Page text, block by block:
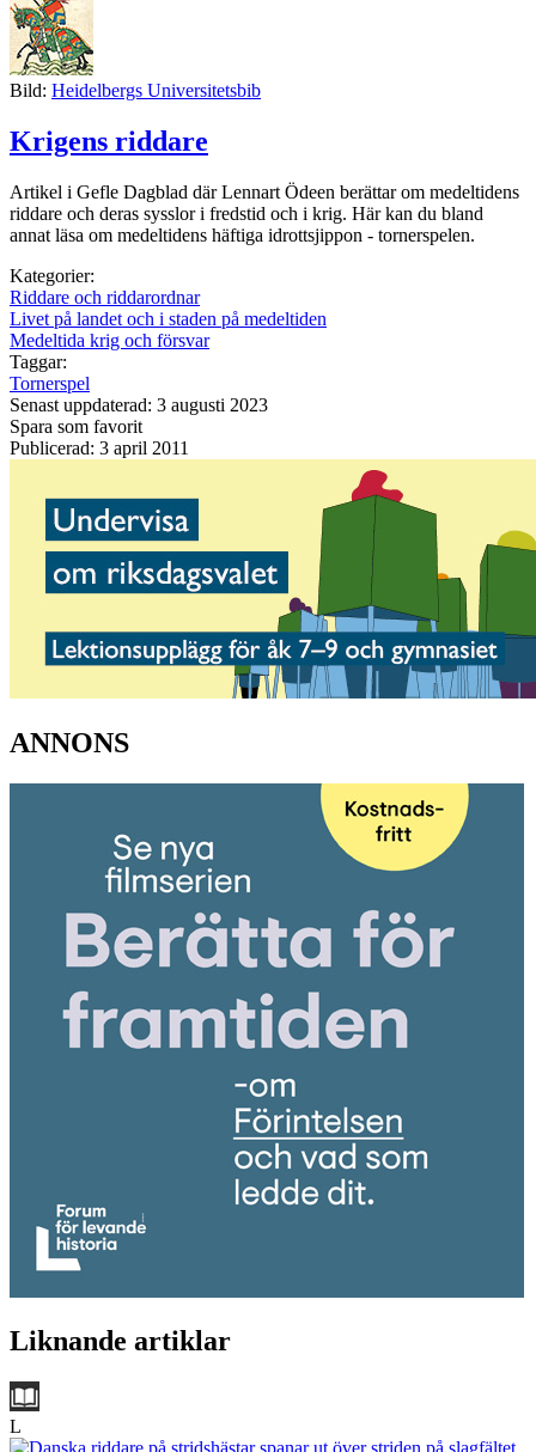
Bild: Heidelbergs Universitetsbib
Krigens riddare
Artikel i Gefle Dagblad där Lennart Ödeen berättar om medeltidens
riddare och deras sysslor i fredstid och i krig. Här kan du bland
annat läsa om medeltidens häftiga idrottsjippon - tornerspelen.
Kategorier:
Riddare och riddarordnar
Livet på landet och i staden på medeltiden
Medeltida krig och försvar
Taggar:
Tornerspel
Senast uppdaterad: 3 augusti 2023
Spara som favorit
Publicerad: 3 april 2011
ANNONS
Liknande artiklar
L